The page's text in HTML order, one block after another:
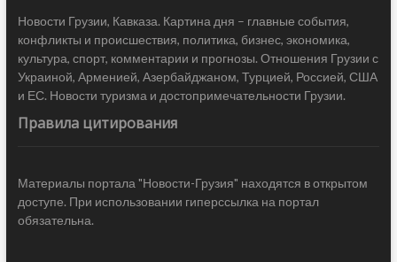
Новости Грузии, Кавказа. Картина дня – главные события,
конфликты и происшествия, политика, бизнес, экономика,
культура, спорт, комментарии и прогнозы. Отношения Грузии с
Украиной, Арменией, Азербайджаном, Турцией, Россией, США
и ЕС. Новости туризма и достопримечательности Грузии.
Правила цитирования
Материалы портала "Новости-Грузия" находятся в открытом
доступе. При использовании гиперссылка на портал
обязательна.